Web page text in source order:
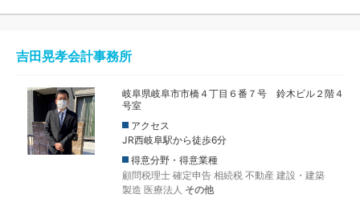
吉田晃孝会計事務所
岐阜県岐阜市市橋４丁目６番７号 鈴木ビル２階４
号室
アクセス
JR西岐阜駅から徒歩6分
得意分野・得意業種
顧問税理士 確定申告 相続税 不動産 建設・建築
製造 医療法人 その他